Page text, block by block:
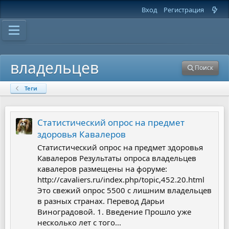
Вход Регистрация
владельцев Поиск
Теги
Статистический опрос на предмет
здоровья Кавалеров
Статистический опрос на предмет здоровья
Кавалеров Результаты опроса владельцев
кавалеров размещены на форуме:
http://cavaliers.ru/index.php/topic,452.20.html
Это свежий опрос 5500 с лишним владельцев
в разных странах. Перевод Дарьи
Виноградовой. 1. Введение Прошло уже
несколько лет с того...